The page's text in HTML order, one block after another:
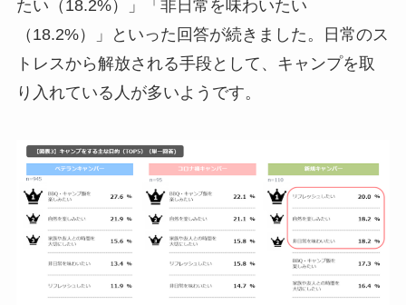
たい（18.2%）」「非日常を味わいたい
（18.2%）」といった回答が続きました。日常のス
トレスから解放される手段として、キャンプを取
り入れている人が多いようです。